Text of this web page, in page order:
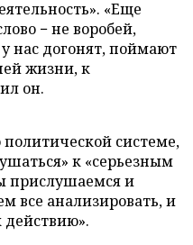
«Еще
− не воробей,
нас догонят, поймают
жизни, к
он.
системе,
к «серьезным
прислушаемся и
все анализировать, и